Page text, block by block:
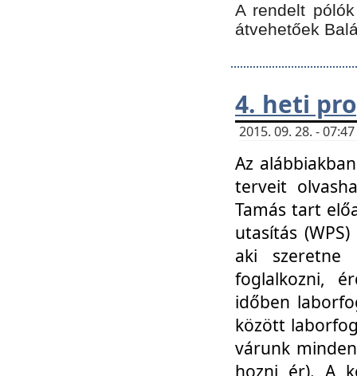
A rendelt
átvehetőek
4. heti
2015. 09. 28. -
Az
terveit
Tamás tart
utasítás
aki szeretne
foglalkozni,
időben
között
várunk
hozni ér). A